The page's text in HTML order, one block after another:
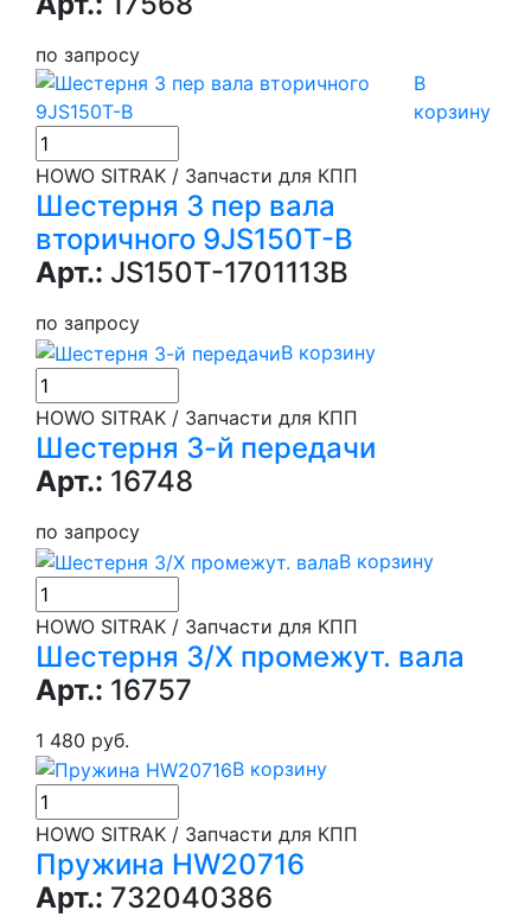
по запросу
В
корзину
HOWO SITRAK / Запчасти для КПП
Шестерня 3 пер вала
вторичного 9JS150T-B
Арт.: JS150T-1701113B
по запросу
В корзину
HOWO SITRAK / Запчасти для КПП
Шестерня 3-й передачи
Арт.: 16748
по запросу
В корзину
HOWO SITRAK / Запчасти для КПП
Шестерня З/Х промежут. вала
Арт.: 16757
1 480 руб.
В корзину
HOWO SITRAK / Запчасти для КПП
Пружина HW20716
Арт.: 732040386